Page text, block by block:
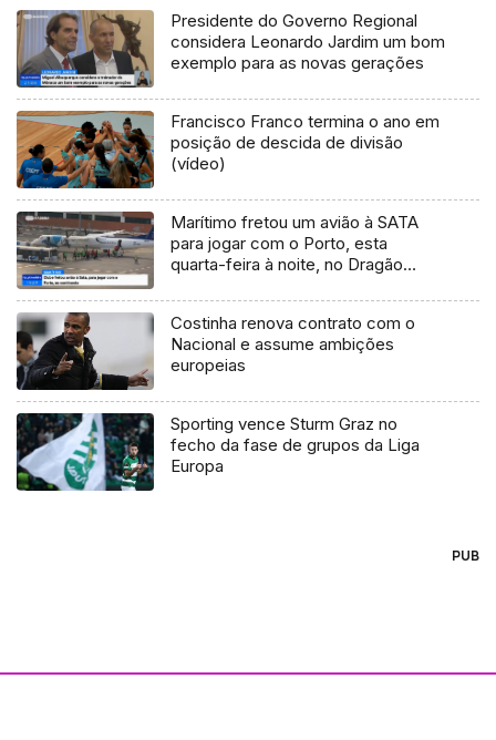
Presidente do Governo Regional
considera Leonardo Jardim um bom
exemplo para as novas gerações
Francisco Franco termina o ano em
posição de descida de divisão
(vídeo)
Marítimo fretou um avião à SATA
para jogar com o Porto, esta
quarta-feira à noite, no Dragão
Costinha renova contrato com o
Nacional e assume ambições
europeias
Sporting vence Sturm Graz no
fecho da fase de grupos da Liga
Europa
PUB